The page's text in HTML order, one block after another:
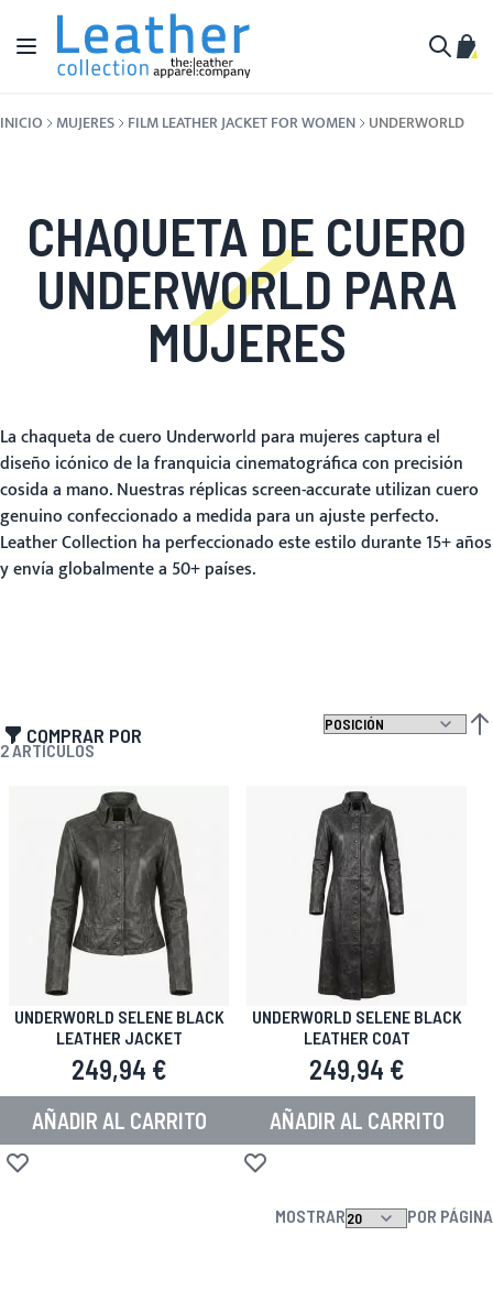
Ir al contenido
Toggle Nav
Mi
INICIO MUJERES FILM LEATHER JACKET FOR WOMEN UNDERWORLD
CHAQUETA DE CUERO
UNDERWORLD PARA
MUJERES
La chaqueta de cuero Underworld para mujeres captura el
diseño icónico de la franquicia cinematográfica con precisión
cosida a mano. Nuestras réplicas screen-accurate utilizan cuero
genuino confeccionado a medida para un ajuste perfecto.
Leather Collection ha perfeccionado este estilo durante 15+ años
y envía globalmente a 50+ países.
COMPRAR POR
2ARTÍCULOS
UNDERWORLD SELENE BLACK
LEATHER JACKET
249,94 €
AÑADIR AL CARRITO
Añadir a la Lista de Deseos
UNDERWORLD SELENE BLACK
LEATHER COAT
249,94 €
AÑADIR AL CARRITO
Añadir a la Lista de Deseos
MOSTRAR POR PÁGINA